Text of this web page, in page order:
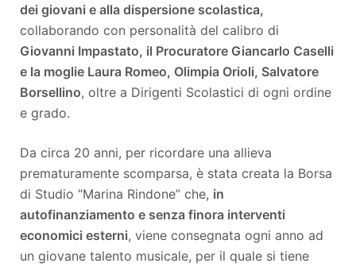
dei giovani e alla dispersione scolastica,
collaborando con personalità del calibro di
Giovanni Impastato, il Procuratore Giancarlo Caselli
e la moglie Laura Romeo, Olimpia Orioli, Salvatore
Borsellino, oltre a Dirigenti Scolastici di ogni ordine
e grado.
Da circa 20 anni, per ricordare una allieva
prematuramente scomparsa, è stata creata la Borsa
di Studio “Marina Rindone” che, in
autofinanziamento e senza finora interventi
economici esterni, viene consegnata ogni anno ad
un giovane talento musicale, per il quale si tiene